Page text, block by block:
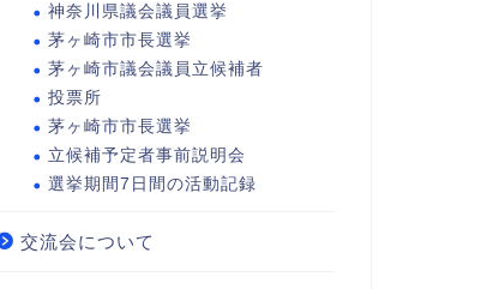
神奈川県議会議員選挙
茅ヶ崎市市長選挙
茅ヶ崎市議会議員立候補者
投票所
茅ヶ崎市市長選挙
立候補予定者事前説明会
選挙期間7日間の活動記録
交流会について